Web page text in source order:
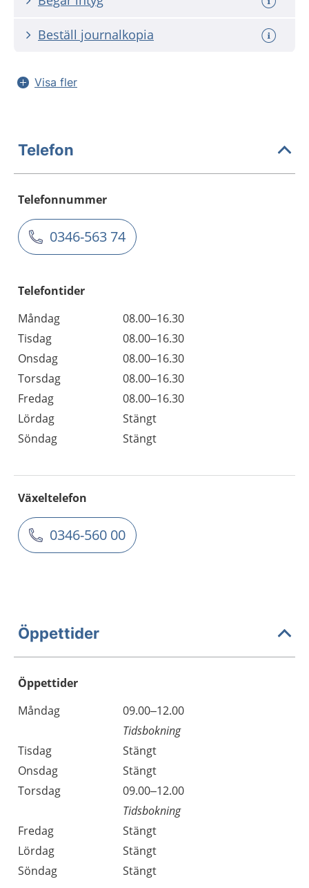
Beställ journalkopia
Visa fler
Telefon
Telefonnummer
0346-563 74
Telefontider
Måndag
08.00–16.30
Tisdag
08.00–16.30
Onsdag
08.00–16.30
Torsdag
08.00–16.30
Fredag
08.00–16.30
Lördag
Stängt
Söndag
Stängt
Växeltelefon
0346-560 00
Öppettider
Öppettider
Dag
Öppettider
Kommentarer
Måndag
09.00–12.00
Tidsbokning
Tisdag
Stängt
Onsdag
Stängt
Torsdag
09.00–12.00
Tidsbokning
Fredag
Stängt
Lördag
Stängt
Söndag
Stängt